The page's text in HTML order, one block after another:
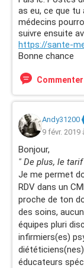
as eu, ce que tu
médecins
suivre ensuite
https://sante-
Bonne chance
Commenter
Andy31200
9 févr. 2019
Bonjour,
" De plus, le
Je me permet
RDV dans un
proche de ton
des soins,
équipes pluri
infirmiers(es)
éducateurs